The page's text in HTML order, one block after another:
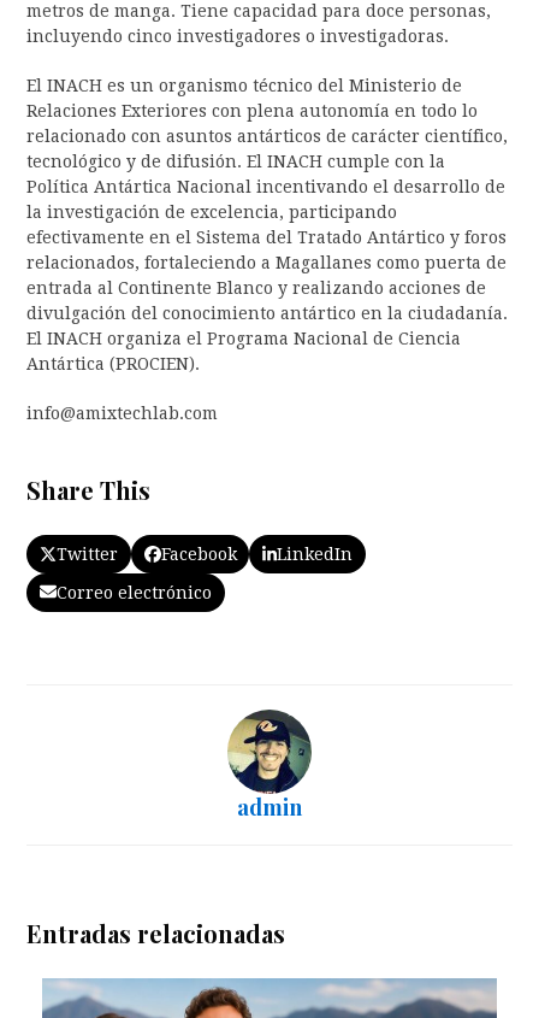
metros de manga. Tiene capacidad para doce personas,
incluyendo cinco investigadores o investigadoras.
El INACH es un organismo técnico del Ministerio de
Relaciones Exteriores con plena autonomía en todo lo
relacionado con asuntos antárticos de carácter científico,
tecnológico y de difusión. El INACH cumple con la
Política Antártica Nacional incentivando el desarrollo de
la investigación de excelencia, participando
efectivamente en el Sistema del Tratado Antártico y foros
relacionados, fortaleciendo a Magallanes como puerta de
entrada al Continente Blanco y realizando acciones de
divulgación del conocimiento antártico en la ciudadanía.
El INACH organiza el Programa Nacional de Ciencia
Antártica (PROCIEN).
info@amixtechlab.com
Share This
Twitter Facebook
LinkedIn
Correo electrónico
admin
Entradas relacionadas